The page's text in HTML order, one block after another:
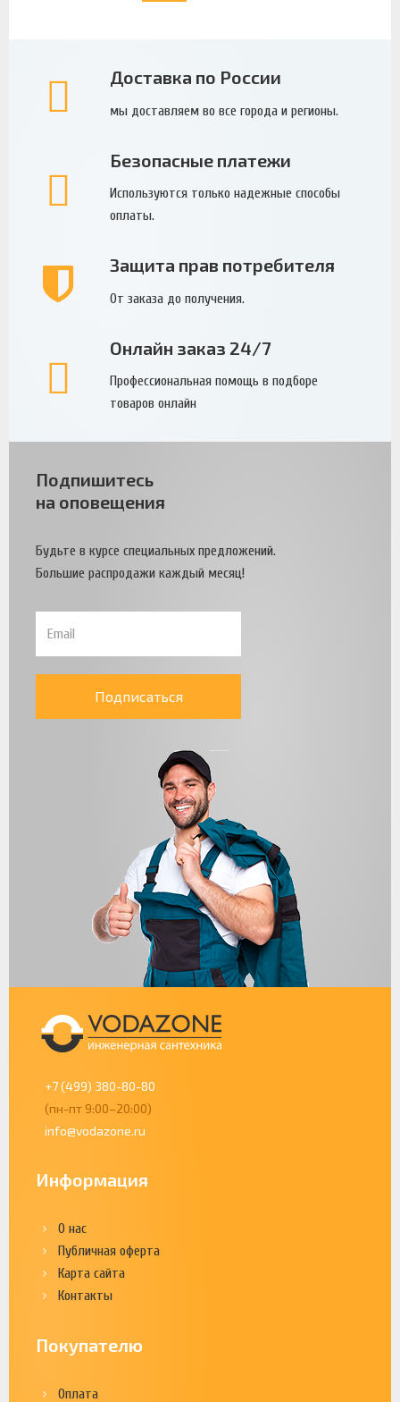
Доставка по России
мы доставляем во все города и регионы.
Безопасные платежи
Используются только надежные способы
оплаты.
Защита прав потребителя
От заказа до получения.
Онлайн заказ 24/7
Профессиональная помощь в подборе
товаров онлайн
Подпишитесь
на оповещения
Будьте в курсе специальных предложений.
Большие распродажи каждый месяц!
Подписаться
+7 (499) 380-80-80
(пн-пт 9:00–20:00)
info@vodazone.ru
Информация
О нас
Публичная оферта
Карта сайта
Контакты
Покупателю
Оплата